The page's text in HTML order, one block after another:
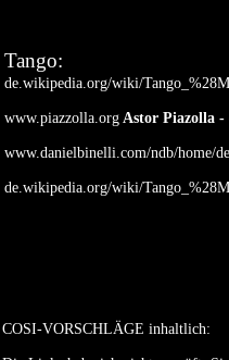
Tango:
de.wikipedia.org/wiki/
www.piazzolla.org Astor Piazolla -
www.danielbinelli.com/ndb/home/
de.wikipedia.org/wiki/
COSI-VORSCHLÄGE inhaltlich: